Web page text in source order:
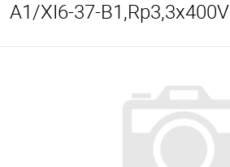
A1/XI6-37-B1,Rp3,3x400V